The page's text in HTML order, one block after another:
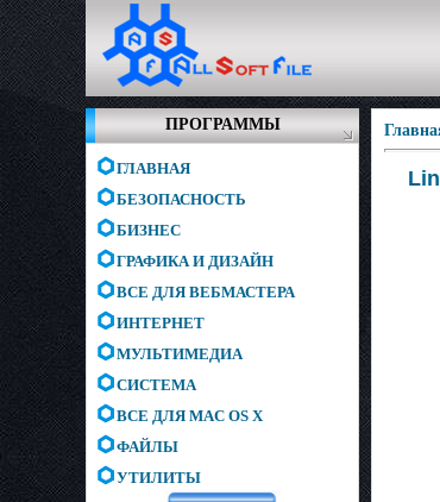
ПРОГРАММЫ
ГЛАВНАЯ
БЕЗОПАСНОСТЬ
БИЗНЕС
ГРАФИКА И ДИЗАЙН
ВСЕ ДЛЯ ВЕБМАСТЕРА
ИНТЕРНЕТ
МУЛЬТИМЕДИА
СИСТЕМА
ВСЕ ДЛЯ MAC OS X
ФАЙЛЫ
УТИЛИТЫ